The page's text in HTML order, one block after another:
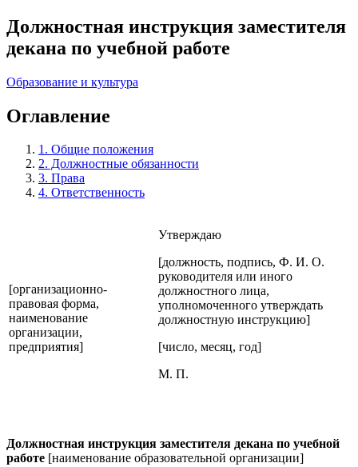
Должностная инструкция заместителя
декана по учебной работе
Образование и культура
Оглавление
1. Общие положения
2. Должностные обязанности
3. Права
4. Ответственность
[организационно-
правовая форма,
наименование
организации,
предприятия]
Утверждаю
[должность, подпись, Ф. И. О.
руководителя или иного
должностного лица,
уполномоченного утверждать
должностную инструкцию]
[число, месяц, год]
М. П.
Должностная инструкция заместителя декана по учебной
работе [наименование образовательной организации]